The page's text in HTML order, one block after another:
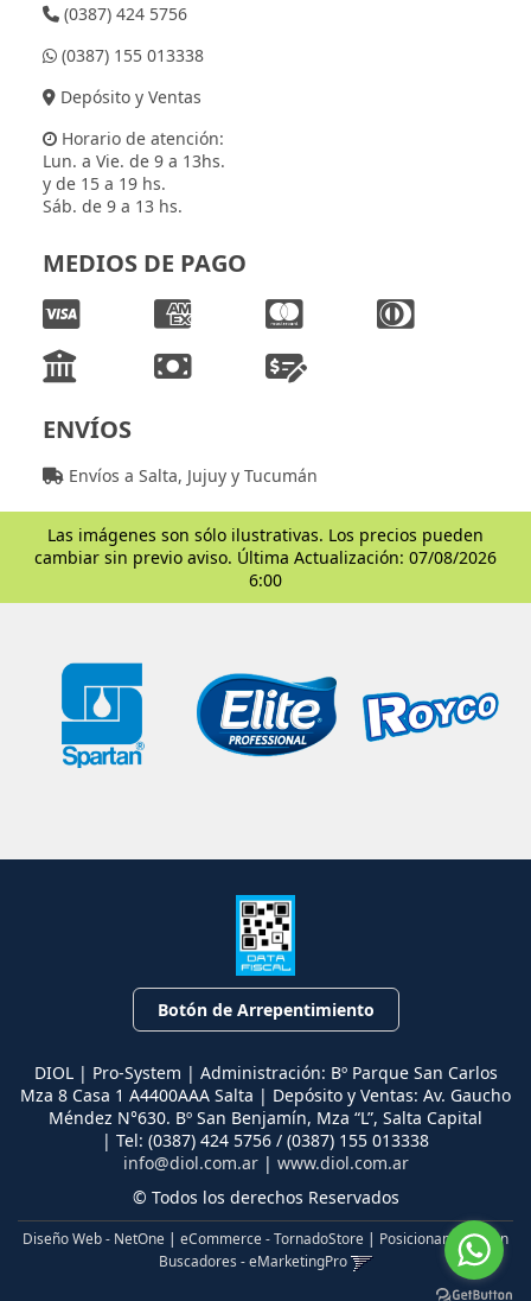
(0387) 424 5756
(0387) 155 013338
Depósito y Ventas
Horario de atención:
Lun. a Vie. de 9 a 13hs.
y de 15 a 19 hs.
Sáb. de 9 a 13 hs.
MEDIOS DE PAGO
ENVÍOS
Envíos a Salta, Jujuy y Tucumán
Las imágenes son sólo ilustrativas. Los precios pueden
cambiar sin previo aviso. Última Actualización: 07/08/2026
6:00
Botón de Arrepentimiento
DIOL | Pro-System | Administración: Bº Parque San Carlos
Mza 8 Casa 1 A4400AAA Salta | Depósito y Ventas: Av. Gaucho
Méndez N°630. Bº San Benjamín, Mza “L”, Salta Capital
| Tel: (0387) 424 5756 / (0387) 155 013338
info@diol.com.ar| www.diol.com.ar
© Todos los derechos Reservados
Diseño Web - NetOne | eCommerce - TornadoStore | Posicionamiento en
Buscadores - eMarketingPro